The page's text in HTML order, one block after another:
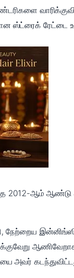
ஸ்ட்ரைக் ரேட்டை
ஆம் ஆண்டு
ஆணிவேறாக